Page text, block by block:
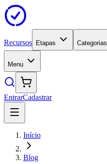
Recursos Etapas Categorias
Menu
EntrarCadastrar
Início
Blog